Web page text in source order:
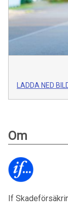
LADDA NED
Om
If